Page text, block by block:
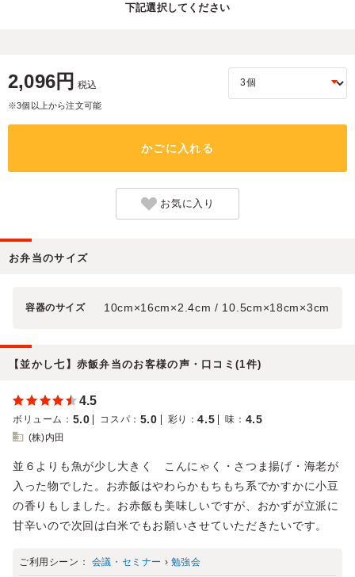
下記選択してください
2,096円 税込
※3個以上から注文可能
かごに入れる
お気に入り
お弁当のサイズ
容器のサイズ 10cm×16cm×2.4cm / 10.5cm×18cm×3cm
【並かし七】赤飯弁当のお客様の声・口コミ(1件)
4.5
ボリューム ： 5.0 コスパ ： 5.0 彩り ：4.5 味 ： 4.5
(株)内田
並６よりも魚が少し大きく こんにゃく・さつま揚げ・海老が
入った物でした。お赤飯はやわらかもちもち系でかすかに小豆
の香りもしました。お赤飯も美味しいですが、おかずが立派に
甘辛いので次回は白米でもお願いさせていただきたいです。
ご利用シーン： 会議・セミナー › 勉強会